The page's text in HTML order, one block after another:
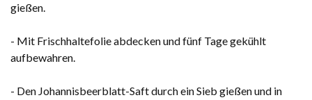
gießen.
- Mit Frischhaltefolie abdecken und fünf Tage gekühlt
aufbewahren.
- Den Johannisbeerblatt-Saft durch ein Sieb gießen und in